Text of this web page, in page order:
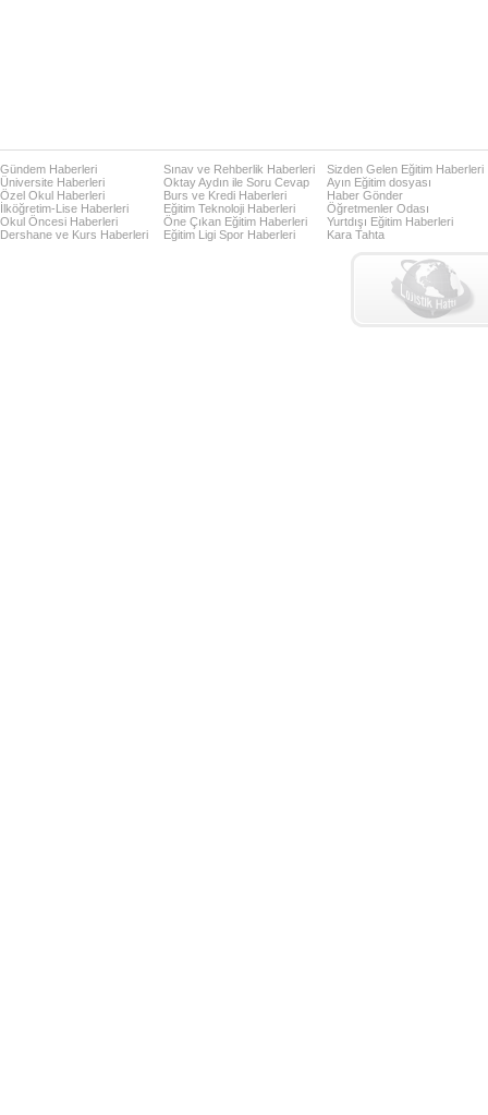
Gündem Haberleri
Üniversite Haberleri
Özel Okul Haberleri
İlköğretim-Lise Haberleri
Okul Öncesi Haberleri
Dershane ve Kurs Haberleri
Sınav ve Rehberlik Haberleri
Oktay Aydın ile Soru Cevap
Burs ve Kredi Haberleri
Eğitim Teknoloji Haberleri
Öne Çıkan Eğitim Haberleri
Eğitim Ligi Spor Haberleri
Sizden Gelen Eğitim Haberleri
Ayın Eğitim dosyası
Haber Gönder
Öğretmenler Odası
Yurtdışı Eğitim Haberleri
Kara Tahta